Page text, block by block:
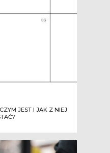
JEST I JAK Z NIEJ